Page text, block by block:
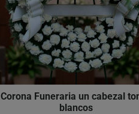
Corona Funeraria un cabezal
blancos